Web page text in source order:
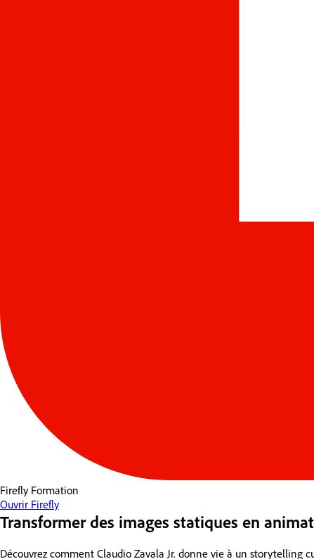
FireflyFormation
Ouvrir Firefly
Transformer des images statiques en
Découvrez comment Claudio Zavala Jr. donne vie à un storytelling